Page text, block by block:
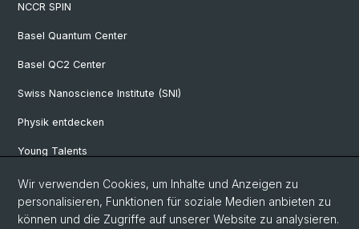
NCCR SPIN
Basel Quantum Center
Basel QC2 Center
Swiss Nanoscience Institute (SNI)
Physik entdecken
Young Talents
Studieninteressierte
SNF & ERC Candidates
Wir verwenden Cookies, um Inhalte und Anzeigen zu
personalisieren, Funktionen für soziale Medien anbieten zu
können und die Zugriffe auf unserer Website zu analysieren.